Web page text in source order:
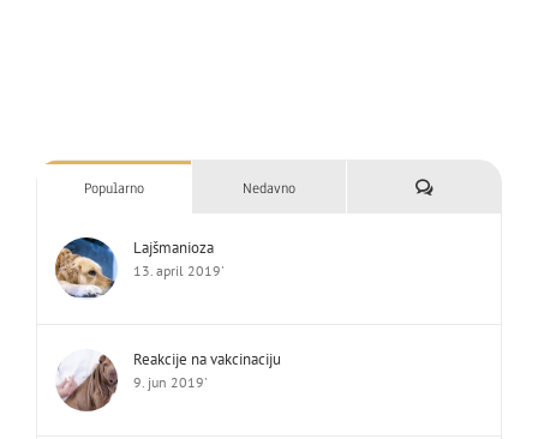
Popularno Nedavno Komentari
Lajšmanioza
13. april 2019'
Reakcije na vakcinaciju
9. jun 2019'